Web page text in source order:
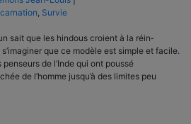
, Survie
sait que les hindous croient à la réin­
que ce modèle est simple et facile.
de l’Inde qui ont poussé
de l’homme jusqu’à des limites peu